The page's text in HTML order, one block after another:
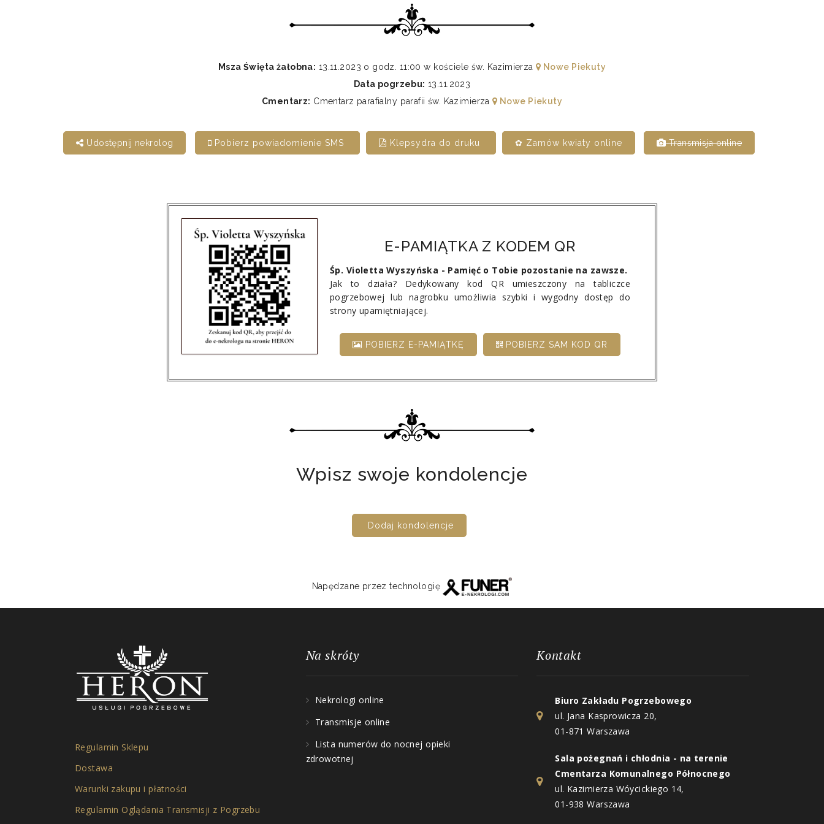
Msza Święta żałobna: 13.11.2023 o godz. 11:00 w kościele św. Kazimierza
Nowe Piekuty
Data pogrzebu: 13.11.2023
Cmentarz: Cmentarz parafialny parafii św. Kazimierza Nowe Piekuty
Udostępnij nekrolog Pobierz powiadomienie SMS Klepsydra do druku ✿ Zamów kwiaty online Transmisja online
E-PAMIĄTKA Z KODEM QR
Śp. Violetta Wyszyńska - Pamięć o Tobie pozostanie na zawsze.
Jak to działa? Dedykowany kod QR umieszczony na tabliczce
pogrzebowej lub nagrobku umożliwia szybki i wygodny dostęp do
strony upamiętniającej.
POBIERZ E-PAMIĄTKĘ POBIERZ SAM KOD QR
Wpisz swoje kondolencje
Dodaj kondolencje
Napędzane przez technologię
Regulamin Sklepu
Dostawa
Warunki zakupu i płatności
Regulamin Oglądania Transmisji z Pogrzebu
Na skróty
Nekrologi online
Transmisje online
Lista numerów do nocnej opieki
zdrowotnej
Kontakt
Biuro Zakładu Pogrzebowego
ul. Jana Kasprowicza 20,
01-871 Warszawa
Sala pożegnań i chłodnia - na terenie
Cmentarza Komunalnego Północnego
ul. Kazimierza Wóycickiego 14,
01-938 Warszawa